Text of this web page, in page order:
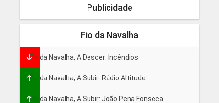
Publicidade
Fio da Navalha
Fio da Navalha, A Descer: Incêndios
Fio da Navalha, A Subir: Rádio Altitude
Fio da Navalha, A Subir: João Pena Fonseca